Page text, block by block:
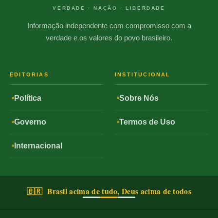
VERDADE · NAÇÃO · LIBERDADE
Informação independente com compromisso com a
verdade e os valores do povo brasileiro.
EDITORIAS
Política
Governo
Internacional
INSTITUCIONAL
Sobre Nós
Termos de Uso
🇧🇷 Brasil acima de tudo, Deus acima de todos